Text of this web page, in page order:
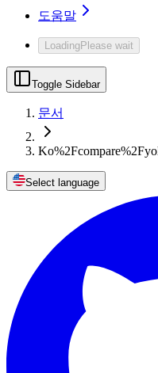
도움말
LoadingPlease wait
Toggle Sidebar
문서
Select language